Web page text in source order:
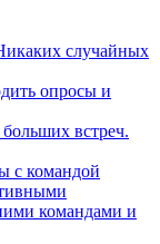
случайных
опросы и
встреч.
с командой
командами и